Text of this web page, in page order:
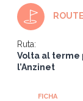
Ruta:
Volta al terme
l’Anzinet
FICHA